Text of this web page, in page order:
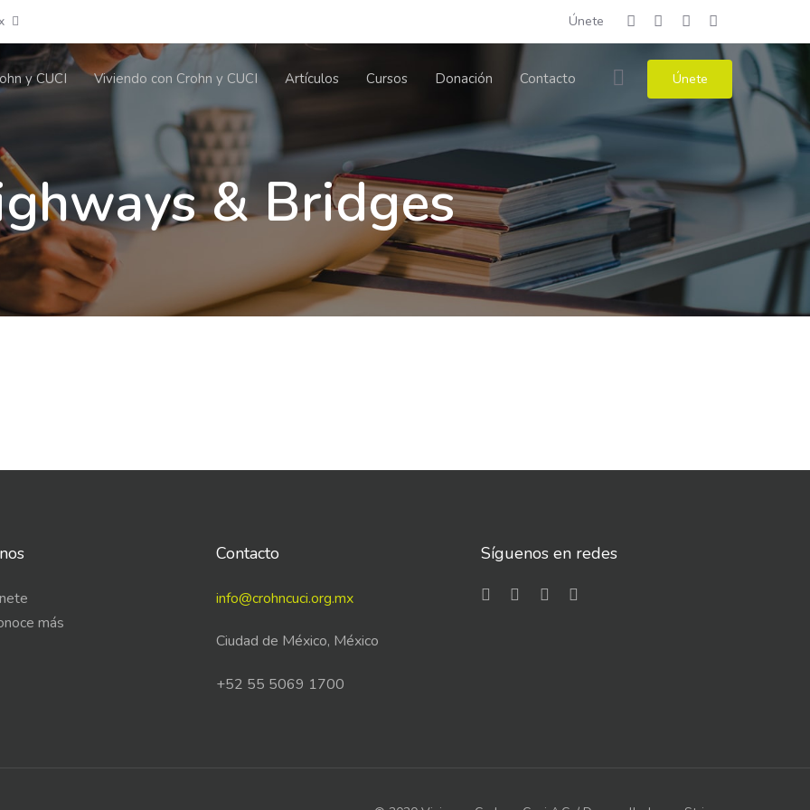
Únete
y CUCI Viviendo con Crohn y CUCI Artículos Cursos Donación Contacto Únete
& Bridges
más
Contacto
info@crohncuci.org.mx
Ciudad de México, México
+52 55 5069 1700
Síguenos en redes